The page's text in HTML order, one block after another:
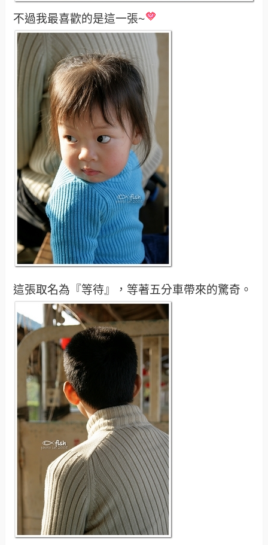
這張實在太爆笑，一定要來貼一下。
不過我最喜歡的是這一張~
這張取名為『等待』，等著五分車帶來的驚奇。